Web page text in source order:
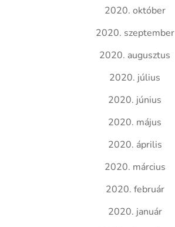
2020. október
2020. szeptember
2020. augusztus
2020. július
2020. június
2020. május
2020. április
2020. március
2020. február
2020. január